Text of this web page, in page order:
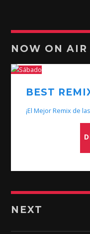
NOW ON AIR
BEST
¡El Mejor Remix de
NEXT